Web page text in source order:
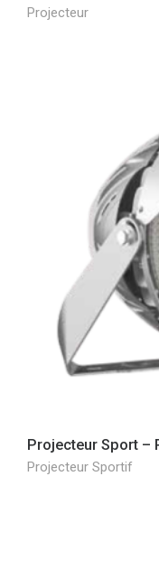
Projecteur
Projecteur Sport –
Projecteur Sportif